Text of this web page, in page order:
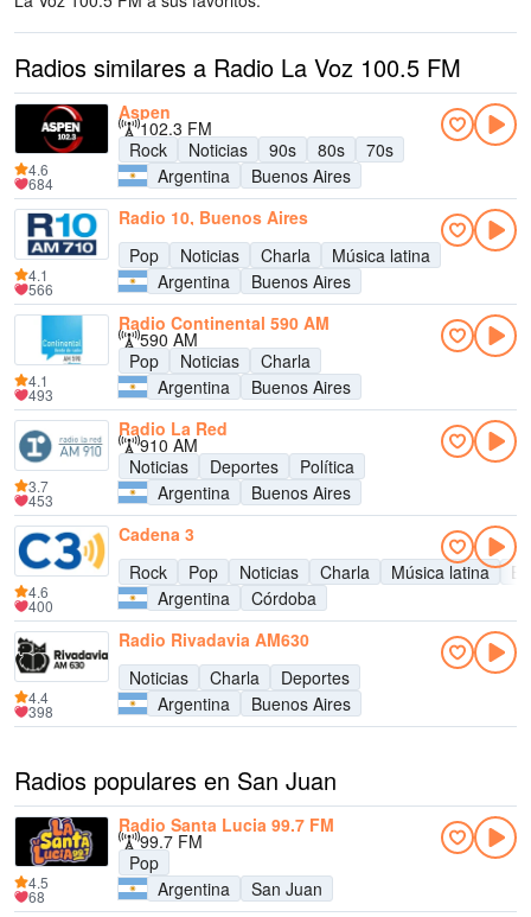
Radios similares a Radio La Voz 100.5 FM
Aspen
102.3 FM
Rock
Noticias 90s 80s
70s
Argentina
Buenos Aires
4.6
684
Radio 10, Buenos Aires
Pop
Noticias Charla
Música latina
Argentina
Buenos Aires
4.1
566
Radio Continental 590 AM
590 AM
Pop
Noticias
Charla
Argentina
Buenos Aires
4.1
493
Radio La Red
910 AM
Noticias
Deportes
Política
Argentina
Buenos Aires
3.7
453
Cadena 3
Rock
Pop Noticias Charla Música latina
Argentina
Córdoba
4.6
400
Radio Rivadavia AM630
Noticias
Charla
Deportes
Argentina
Buenos Aires
4.4
398
Radios populares en San Juan
Radio Santa Lucia 99.7 FM
99.7 FM
Pop
Argentina
San Juan
4.5
68